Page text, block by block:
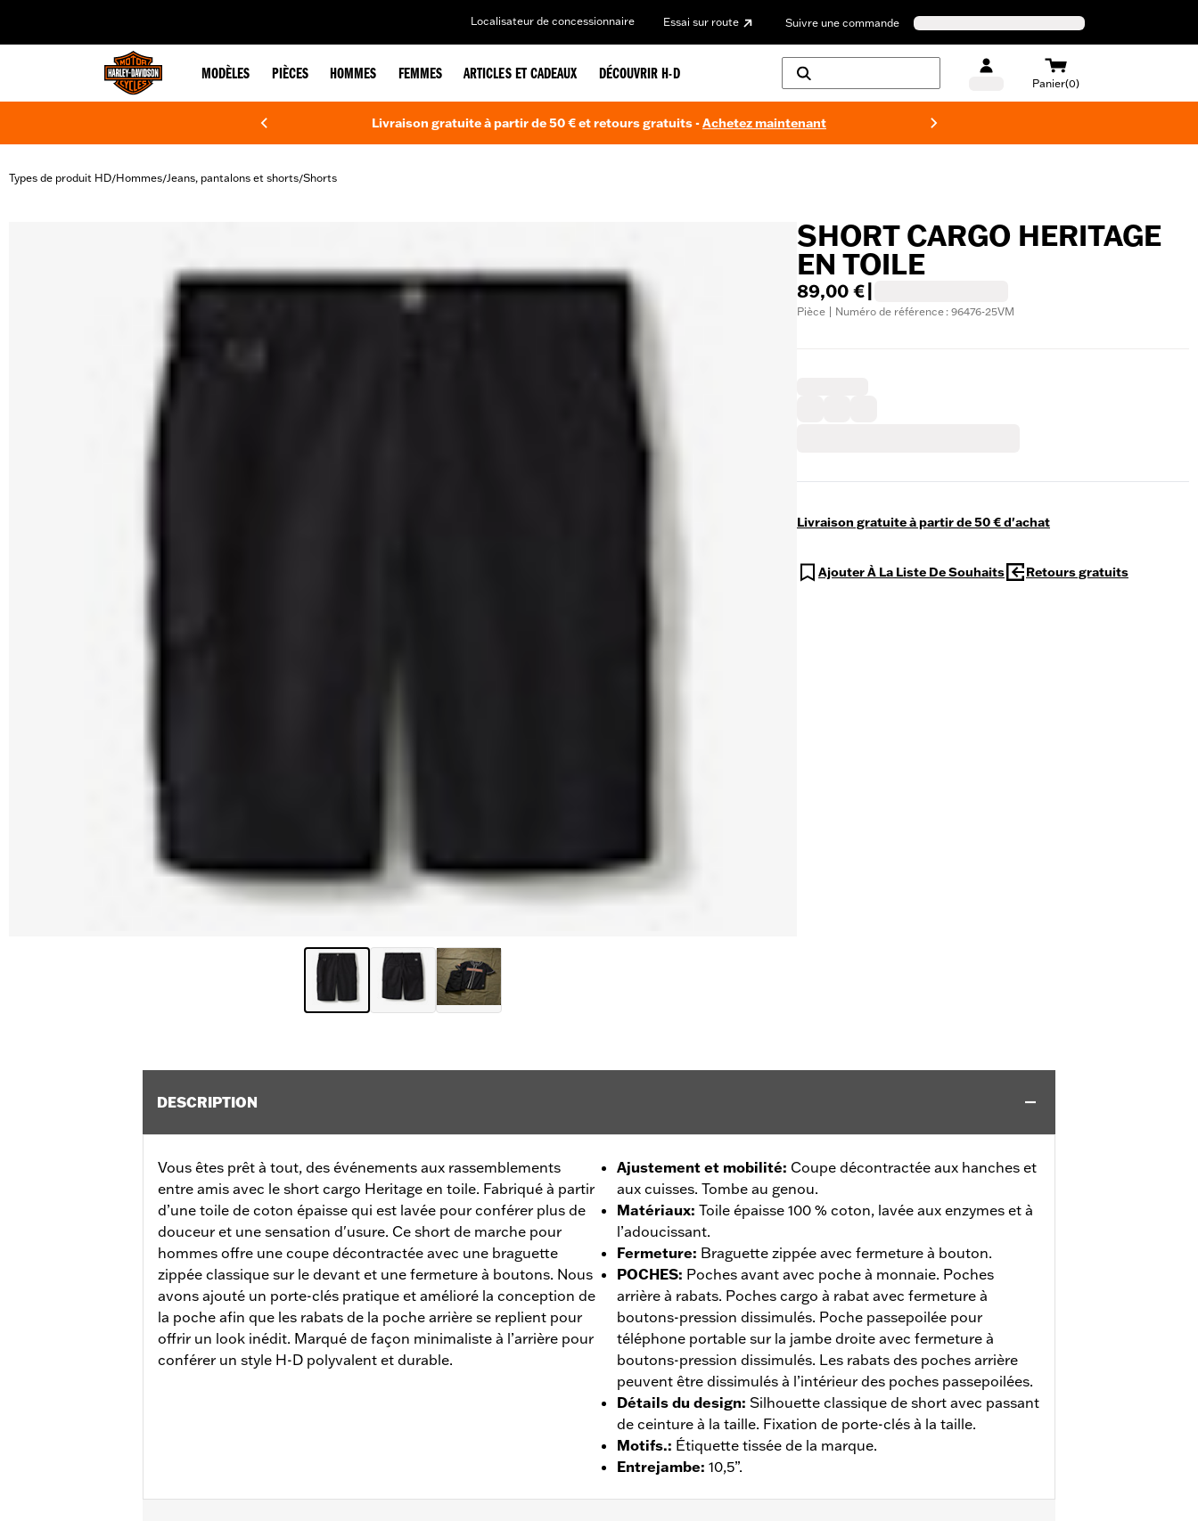
Localisateur de concessionnaire Essai sur route Suivre une commande
MODÈLES PIÈCES HOMMES FEMMES ARTICLES ET CADEAUX DÉCOUVRIR H-D
Panier(0)
Livraison gratuite à partir de 50 € et retours gratuits -Achetez maintenant
Types de produit HD/Hommes/Jeans, pantalons et shorts/Shorts
SHORT CARGO HERITAGE
EN TOILE
89,00 €
Pièce | Numéro de référence : 96476-25VM
Livraison gratuite à partir de 50 € d'achat
Ajouter À La Liste De Souhaits Retours gratuits
DESCRIPTION
Vous êtes prêt à tout, des événements aux rassemblements
entre amis avec le short cargo Heritage en toile. Fabriqué à partir
d’une toile de coton épaisse qui est lavée pour conférer plus de
douceur et une sensation d'usure. Ce short de marche pour
hommes offre une coupe décontractée avec une braguette
zippée classique sur le devant et une fermeture à boutons. Nous
avons ajouté un porte-clés pratique et amélioré la conception de
la poche afin que les rabats de la poche arrière se replient pour
offrir un look inédit. Marqué de façon minimaliste à l’arrière pour
conférer un style H-D polyvalent et durable.
Ajustement et mobilité: Coupe décontractée aux hanches et
aux cuisses. Tombe au genou.
Matériaux: Toile épaisse 100 % coton, lavée aux enzymes et à
l’adoucissant.
Fermeture: Braguette zippée avec fermeture à bouton.
POCHES: Poches avant avec poche à monnaie. Poches
arrière à rabats. Poches cargo à rabat avec fermeture à
boutons-pression dissimulés. Poche passepoilée pour
téléphone portable sur la jambe droite avec fermeture à
boutons-pression dissimulés. Les rabats des poches arrière
peuvent être dissimulés à l’intérieur des poches passepoilées.
Détails du design: Silhouette classique de short avec passant
de ceinture à la taille. Fixation de porte-clés à la taille.
Motifs.: Étiquette tissée de la marque.
Entrejambe: 10,5”.